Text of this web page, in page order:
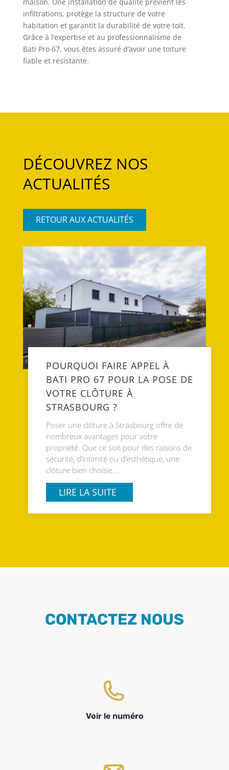
infiltrations, protège la structure de votre
habitation et garantit la durabilité de votre toit.
Grâce à l’expertise et au professionnalisme de
Bati Pro 67, vous êtes assuré d’avoir une toiture
fiable et résistante.
DÉCOUVREZ NOS
ACTUALITÉS
RETOUR AUX ACTUALITÉS
POURQUOI FAIRE APPEL À
BATI PRO 67 POUR LA POSE DE
VOTRE CLÔTURE À
STRASBOURG ?
Poser une clôture à Strasbourg offre de
nombreux avantages pour votre
propriété. Que ce soit pour des raisons de
sécurité, d’intimité ou d’esthétique, une
clôture bien choisie...
LIRE LA SUITE
CONTACTEZ NOUS
Voir le numéro